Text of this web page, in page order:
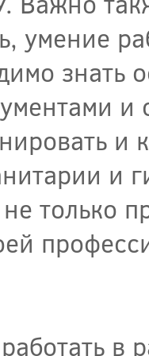
умение
знать
и
и
только
в